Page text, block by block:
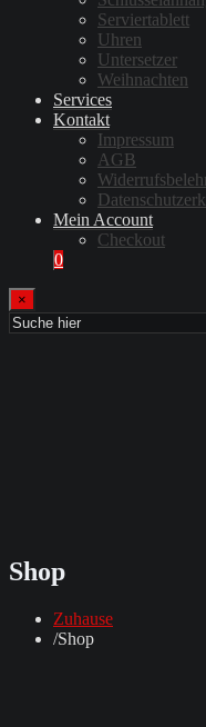
Serviertablett
Uhren
Untersetzer
Weihnachten
Services
Kontakt
Impressum
AGB
Mein Account
Checkout
0
×
Shop
Zuhause
Shop